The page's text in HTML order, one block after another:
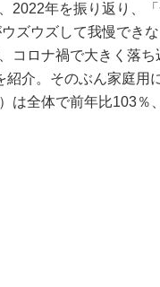
年を振り返り、「
ズウズして我慢でき
コロナ禍で大きく落
介。そのぶん家庭用
は全体で前年比103％